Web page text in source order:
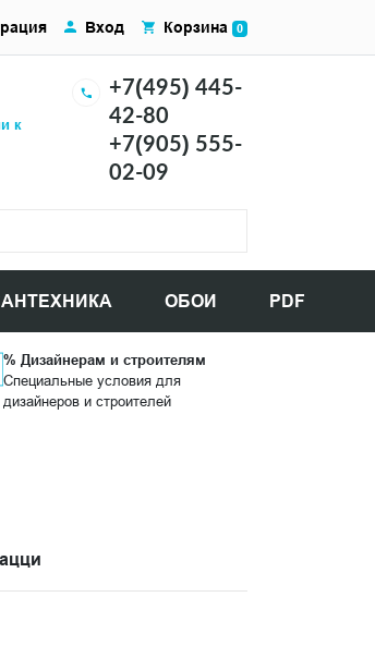
к
+7(495) 445-
42-80
+7(905) 555-
02-09
ОБОИ PDF
Вход Корзина 0
% Дизайнерам и строителям
Специальные условия для
дизайнеров и строителей